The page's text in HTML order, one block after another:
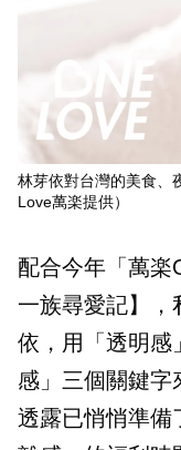
林芽依對台灣的美食、
Love萬楽提供）
配合今年「萬楽
一族尋愛記】，
依，用「透明感
感」三個關鍵字
透露已悄悄準備